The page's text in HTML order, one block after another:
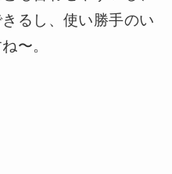
るし、使い勝手のい
〜。